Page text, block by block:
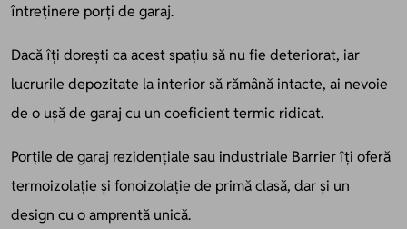
întreținere porți de garaj.
Dacă îți dorești ca acest spațiu să nu fie deteriorat, iar
lucrurile depozitate la interior să rămână intacte, ai nevoie
de o ușă de garaj cu un coeficient termic ridicat.
Porțile de garaj rezidențiale sau industriale Barrierîți oferă
termoizolație și fonoizolație de primă clasă, dar și un
design cu o amprentă unică.